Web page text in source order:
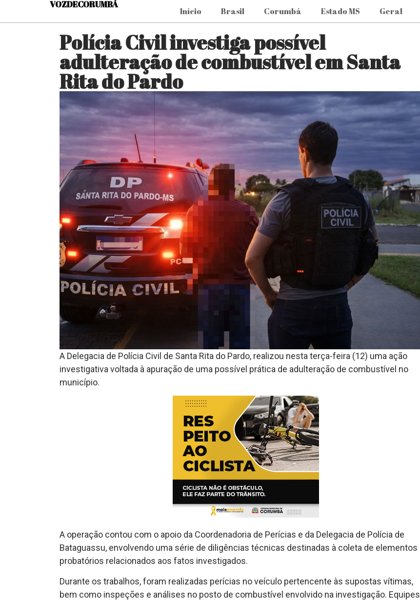
VOZDECORUMBÁ
Início Brasil Corumbá Estado MS Geral
Polícia Civil investiga possível
adulteração de combustível em Santa
Rita do Pardo
A Delegacia de Polícia Civil de Santa Rita do Pardo, realizou nesta terça-feira (12) uma ação
investigativa voltada à apuração de uma possível prática de adulteração de combustível no
município.
A operação contou com o apoio da Coordenadoria de Perícias e da Delegacia de Polícia de
Bataguassu, envolvendo uma série de diligências técnicas destinadas à coleta de elementos
probatórios relacionados aos fatos investigados.
Durante os trabalhos, foram realizadas perícias no veículo pertencente às supostas vítimas,
bem como inspeções e análises no posto de combustível envolvido na investigação. Equipes